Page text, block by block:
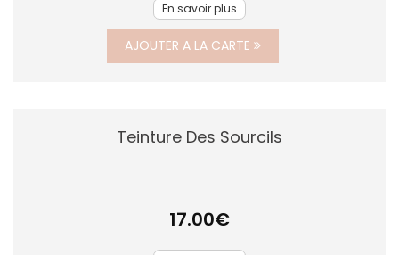
En savoir plus
AJOUTER A LA CARTE
Teinture Des Sourcils
17.00€